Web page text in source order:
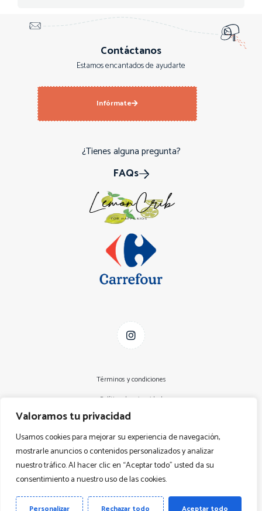
Valoramos tu privacidad
Usamos cookies para mejorar su experiencia de navegación,
mostrarle anuncios o contenidos personalizados y analizar
nuestro tráfico. Al hacer clic en “Aceptar todo” usted da su
consentimiento a nuestro uso de las cookies.
Contáctanos
Estamos encantados de ayudarte
Infórmate
¿Tienes alguna pregunta?
FAQs
Términos y condiciones
Política de privacidad
Aviso Legal
Declaración de accesibilidad
Política de cookies
Copyright © 2026